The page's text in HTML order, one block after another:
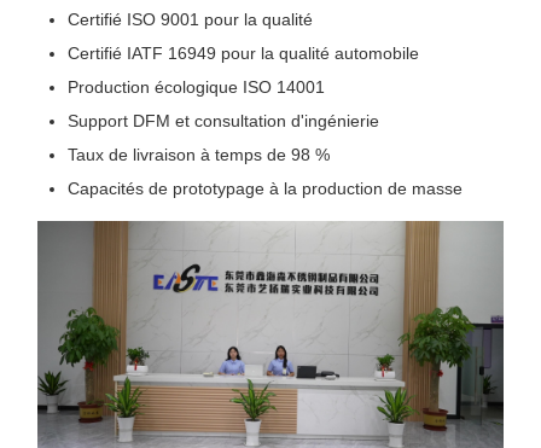
Certifié ISO 9001 pour la qualité
Certifié IATF 16949 pour la qualité automobile
Production écologique ISO 14001
Support DFM et consultation d'ingénierie
Taux de livraison à temps de 98 %
Capacités de prototypage à la production de masse